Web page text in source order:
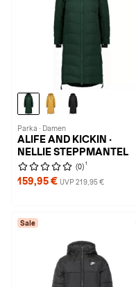
Parka · Damen
ALIFE AND KICKIN ·
NELLIE STEPPMANTEL
(0) 1
159,95 € UVP 219,95 €
Sale